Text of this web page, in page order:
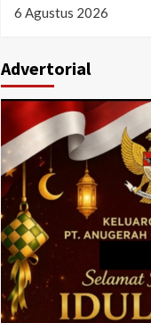
6 Agustus 2026
Advertorial